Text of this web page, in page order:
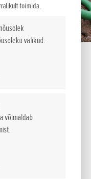
toimida.
valikud.
võimaldab
KEMIKAALIPUMBAD
ettenähtud Honda
valik.
ammutavad